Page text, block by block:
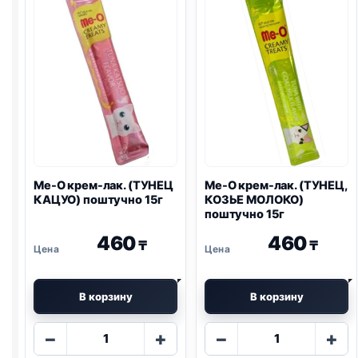
поштучно
15г
ПЕЧЕНЬ,
КОЗЬЕ
МОЛОКО)
поштучно
15г
Me-O крем-лак. (ТУНЕЦ
КАЦУО) поштучно 15г
460₸
В корзину
−
Количество
+
Me-O крем-лак. (ТУНЕЦ,
КОЗЬЕ МОЛОКО)
поштучно 15г
460₸
В корзину
−
Количество
+